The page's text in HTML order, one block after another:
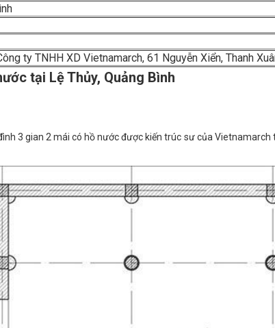
ty TNHH XD Vietnamarch, 61 Nguyễn Xiển, Thanh
tại Lệ Thủy, Quảng Bình
3 gian 2 mái có hồ nước được kiến trúc sư của